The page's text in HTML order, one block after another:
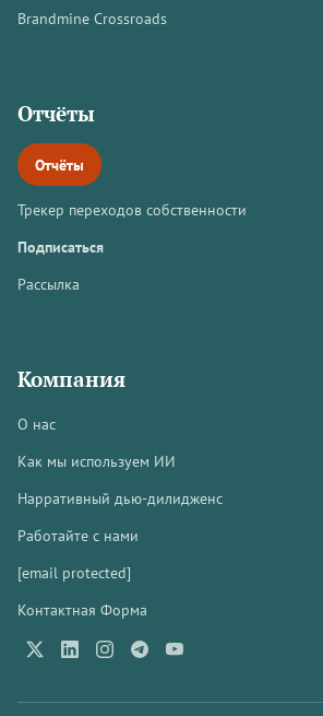
Brandmine Crossroads
Отчёты
Отчёты
Трекер переходов собственности
Подписаться
Рассылка
Компания
О нас
Как мы используем ИИ
Нарративный дью-дилидженс
Работайте с нами
[email protected]
Контактная Форма